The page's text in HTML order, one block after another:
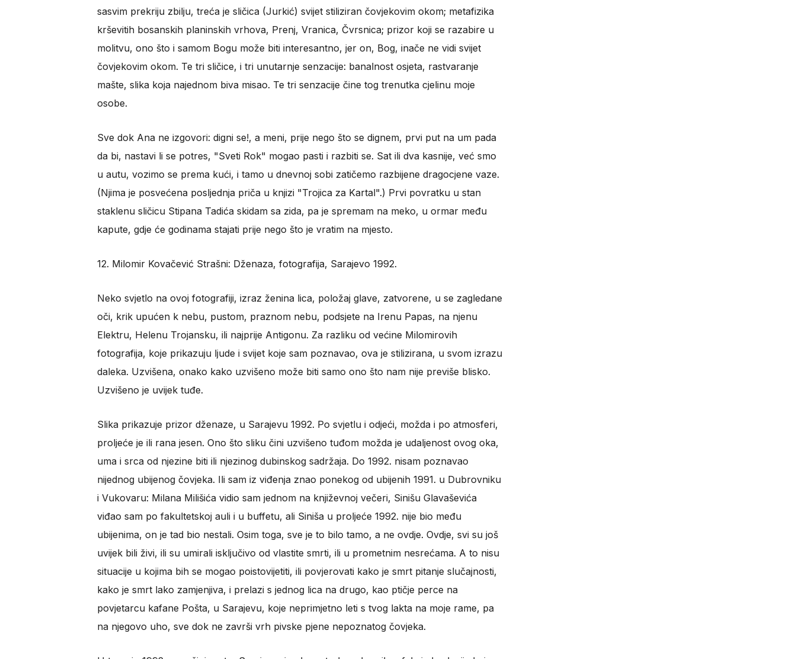
sasvim prekriju zbilju, treća je sličica (Jurkić) svijet stiliziran čovjekovim okom; metafizika
krševitih bosanskih planinskih vrhova, Prenj, Vranica, Čvrsnica; prizor koji se razabire u
molitvu, ono što i samom Bogu može biti interesantno, jer on, Bog, inače ne vidi svijet
čovjekovim okom. Te tri sličice, i tri unutarnje senzacije: banalnost osjeta, rastvaranje
mašte, slika koja najednom biva misao. Te tri senzacije čine tog trenutka cjelinu moje
osobe.
Sve dok Ana ne izgovori: digni se!, a meni, prije nego što se dignem, prvi put na um pada
da bi, nastavi li se potres, "Sveti Rok" mogao pasti i razbiti se. Sat ili dva kasnije, već smo
u autu, vozimo se prema kući, i tamo u dnevnoj sobi zatičemo razbijene dragocjene vaze.
(Njima je posvećena posljednja priča u knjizi "Trojica za Kartal".) Prvi povratku u stan
staklenu sličicu Stipana Tadića skidam sa zida, pa je spremam na meko, u ormar među
kapute, gdje će godinama stajati prije nego što je vratim na mjesto.
12. Milomir Kovačević Strašni: Dženaza, fotografija, Sarajevo 1992.
Neko svjetlo na ovoj fotografiji, izraz ženina lica, položaj glave, zatvorene, u se zagledane
oči, krik upućen k nebu, pustom, praznom nebu, podsjete na Irenu Papas, na njenu
Elektru, Helenu Trojansku, ili najprije Antigonu. Za razliku od većine Milomirovih
fotografija, koje prikazuju ljude i svijet koje sam poznavao, ova je stilizirana, u svom izrazu
daleka. Uzvišena, onako kako uzvišeno može biti samo ono što nam nije previše blisko.
Uzvišeno je uvijek tuđe.
Slika prikazuje prizor dženaze, u Sarajevu 1992. Po svjetlu i odjeći, možda i po atmosferi,
proljeće je ili rana jesen. Ono što sliku čini uzvišeno tuđom možda je udaljenost ovog oka,
uma i srca od njezine biti ili njezinog dubinskog sadržaja. Do 1992. nisam poznavao
nijednog ubijenog čovjeka. Ili sam iz viđenja znao ponekog od ubijenih 1991. u Dubrovniku
i Vukovaru: Milana Milišića vidio sam jednom na književnoj večeri, Sinišu Glavaševića
viđao sam po fakultetskoj auli i u buffetu, ali Siniša u proljeće 1992. nije bio među
ubijenima, on je tad bio nestali. Osim toga, sve je to bilo tamo, a ne ovdje. Ovdje, svi su još
uvijek bili živi, ili su umirali isključivo od vlastite smrti, ili u prometnim nesrećama. A to nisu
situacije u kojima bih se mogao poistovijetiti, ili povjerovati kako je smrt pitanje slučajnosti,
kako je smrt lako zamjenjiva, i prelazi s jednog lica na drugo, kao ptičje perce na
povjetarcu kafane Pošta, u Sarajevu, koje neprimjetno leti s tvog lakta na moje rame, pa
na njegovo uho, sve dok ne završi vrh pivske pjene nepoznatog čovjeka.